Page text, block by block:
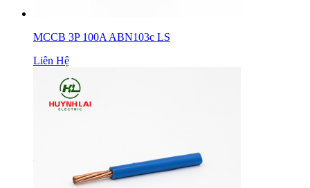
MCCB 3P 100A ABN103c LS
Liên Hệ